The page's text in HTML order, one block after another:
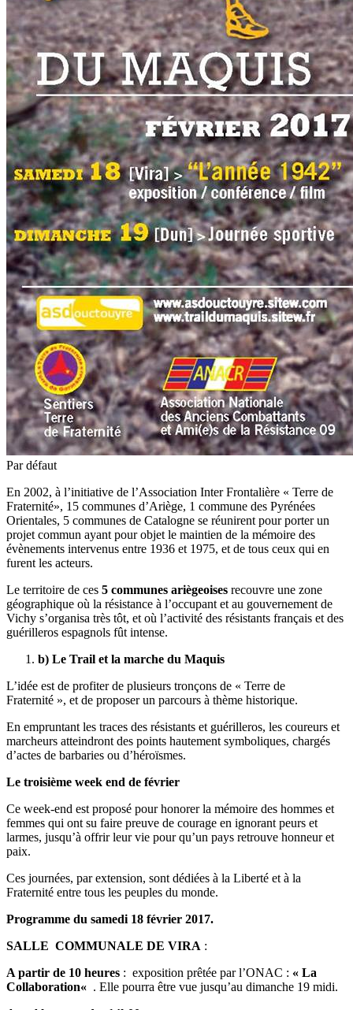
Par défaut
En 2002, à l’initiative de l’Association Inter Frontalière « Terre de
Fraternité», 15 communes d’Ariège, 1 commune des Pyrénées
Orientales, 5 communes de Catalogne se réunirent pour porter un
projet commun ayant pour objet le maintien de la mémoire des
évènements intervenus entre 1936 et 1975, et de tous ceux qui en
furent les acteurs.
Le territoire de ces 5 communes ariègeoises recouvre une zone
géographique où la résistance à l’occupant et au gouvernement de
Vichy s’organisa très tôt, et où l’activité des résistants français et des
guérilleros espagnols fût intense.
b) Le Trail et la marche du Maquis
L’idée est de profiter de plusieurs tronçons de « Terre de
Fraternité », et de proposer un parcours à thème historique.
En empruntant les traces des résistants et guérilleros, les coureurs et
marcheurs atteindront des points hautement symboliques, chargés
d’actes de barbaries ou d’héroïsmes.
Le troisième week end de février
Ce week-end est proposé pour honorer la mémoire des hommes et
femmes qui ont su faire preuve de courage en ignorant peurs et
larmes, jusqu’à offrir leur vie pour qu’un pays retrouve honneur et
paix.
Ces journées, par extension, sont dédiées à la Liberté et à la
Fraternité entre tous les peuples du monde.
Programme du samedi 18 février 2017.
SALLE COMMUNALE DE VIRA :
A partir de 10 heures : exposition prêtée par l’ONAC : « La
Collaboration« . Elle pourra être vue jusqu’au dimanche 19 midi.